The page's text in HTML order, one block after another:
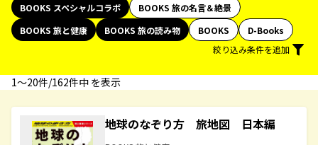
BOOKS スペシャルコラボ
BOOKS 旅の名言＆絶景
BOOKS 旅と健康
BOOKS 旅の読み物 BOOKS
D-Books
絞り込み条件を追加
1〜20件/162件中 を表示
地球のなぞり方 旅地図 日本編